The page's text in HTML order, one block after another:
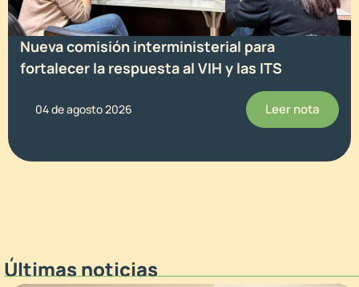
Nueva comisión interministerial para
fortalecer la respuesta al VIH y las ITS
04 de agosto 2026 Leer nota
Últimas noticias